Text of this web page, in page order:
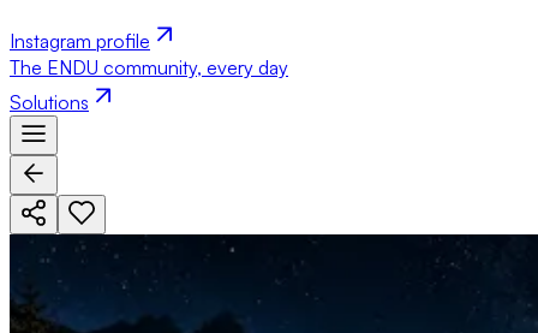
Instagram profile
The ENDU community, every day
Solutions